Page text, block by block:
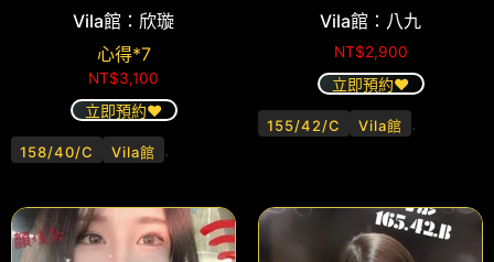
Vila館：欣璇
心得*7
NT$3,100
立即預約❤️
158/40/C Vila館 .
Vila館：八九
NT$2,900
立即預約❤️
155/42/C Vila館 .